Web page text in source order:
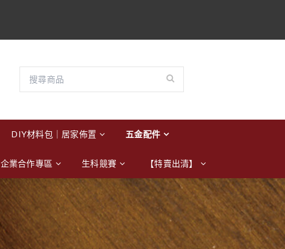
DIY材料包｜居家佈置 五金配件
企業合作專區 生科競賽 【特賣出清】